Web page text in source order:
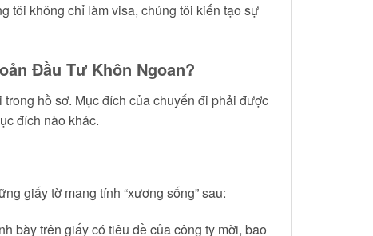
tôi không chỉ làm visa, chúng tôi kiến tạo sự
Đầu Tư Khôn Ngoan?
hồ sơ. Mục đích của chuyến đi phải được
đích nào khác.
giấy tờ mang tính “xương sống” sau:
bày trên giấy có tiêu đề của công ty mời, bao